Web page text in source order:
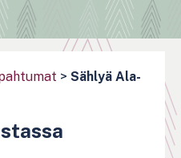
> Sählyä Ala-